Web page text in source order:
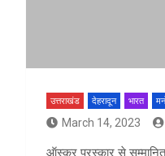
उत्तराखंड देहरादून भारत
March 14, 2023
ऑस्कर पुरस्कार से